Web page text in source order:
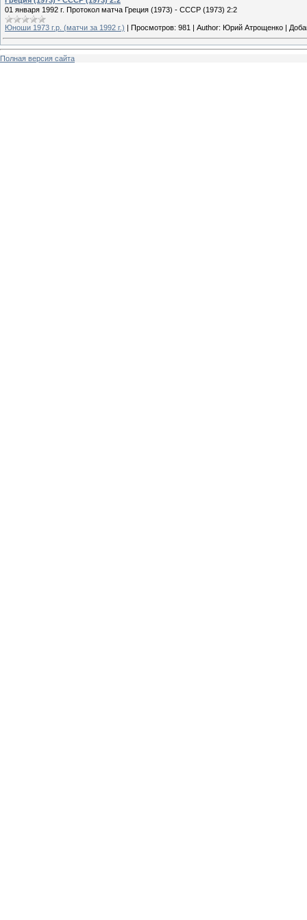
01 января 1992 г. Протокол матча Греция (1973) - СССР (1973) 2:2
Юноши 1973 г.р. (матчи за 1992 г.) Просмотров: 981 Author: Юрий Атрощенко
Полная версия сайта